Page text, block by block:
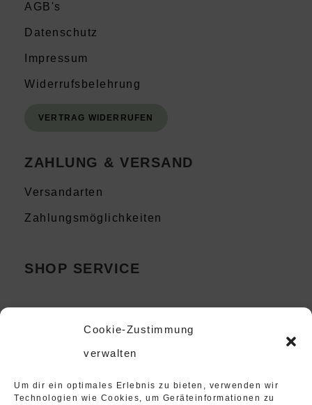
Cookie-Zustimmung
verwalten
Um dir ein optimales Erlebnis zu bieten, verwenden wir
Technologien wie Cookies, um Geräteinformationen zu
AGB's
Datenschutz
Impressum
Widerrufsbelehrung
VERTRAG WIDERRUFEN
ZAHLUNG & VERSAND
Versandarten
Zahlungsmöglichkeiten
SHOP SERVICE